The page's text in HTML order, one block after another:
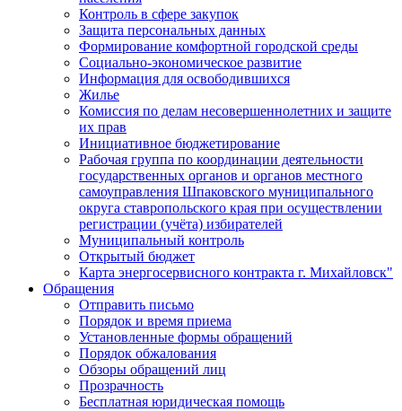
Контроль в сфере закупок
Защита персональных данных
Формирование комфортной городской среды
Социально-экономическое развитие
Информация для освободившихся
Жилье
Комиссия по делам несовершеннолетних и защите
их прав
Инициативное бюджетирование
Рабочая группа по координации деятельности
государственных органов и органов местного
самоуправления Шпаковского муниципального
округа ставропольского края при осуществлении
регистрации (учёта) избирателей
Муниципальный контроль
Открытый бюджет
Карта энергосервисного контракта г. Михайловск"
Обращения
Отправить письмо
Порядок и время приема
Установленные формы обращений
Порядок обжалования
Обзоры обращений лиц
Прозрачность
Бесплатная юридическая помощь